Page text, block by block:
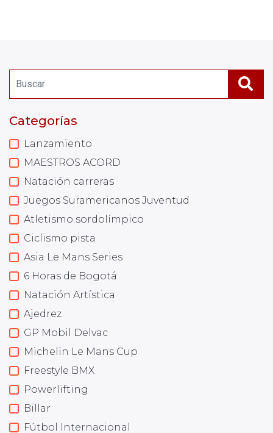
Categorías
Lanzamiento
MAESTROS ACORD
Natación carreras
Juegos Suramericanos Juventud
Atletismo sordolímpico
Ciclismo pista
Asia Le Mans Series
6 Horas de Bogotá
Natación Artística
Ajedrez
GP Mobil Delvac
Michelin Le Mans Cup
Freestyle BMX
Powerlifting
Billar
Fútbol Internacional